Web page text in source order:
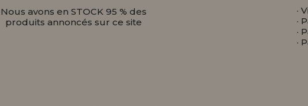
Nous avons en STOCK 95 % des
produits annoncés sur ce site
·
·
·
·